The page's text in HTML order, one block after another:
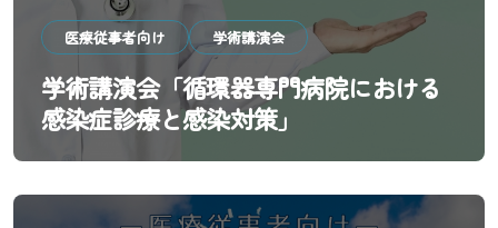
医療従事者向け 学術講演会
学術講演会「循環器専門病院における
感染症診療と感染対策」